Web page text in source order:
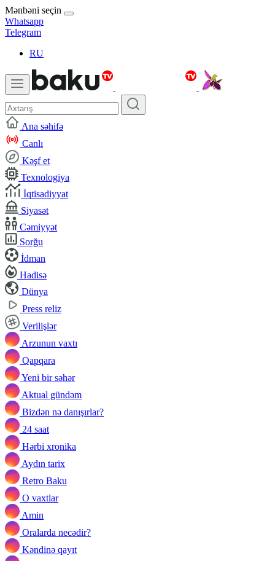
Mənbəni seçin
Whatsapp
Telegram
RU
Ana səhifə
Canlı
Kəşf et
Texnologiya
İqtisadiyyat
Siyasət
Cəmiyyət
Sorğu
İdman
Hadisə
Dünya
Press reliz
Verilişlər
Arzunun vaxtı
Qapqara
Yeni bir səhər
Aktual gündəm
Bizdən nə danışırlar?
24 saat
Hərbi xronika
Aydın tarix
Retro Baku
O vaxtlar
Amin
Oralarda necədir?
Kəndinə qayıt